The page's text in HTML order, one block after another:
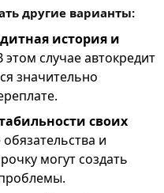
другие варианты:
история и
этом случае автокредит
значительно
своих
и
могут создать